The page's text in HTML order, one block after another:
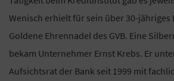
Wenisch erhielt für sein über 30-jähriges
Goldene Ehrennadel des GVB. Eine
bekam Unternehmer Ernst Krebs. Er
Aufsichtsrat der Bank seit 1999 mit